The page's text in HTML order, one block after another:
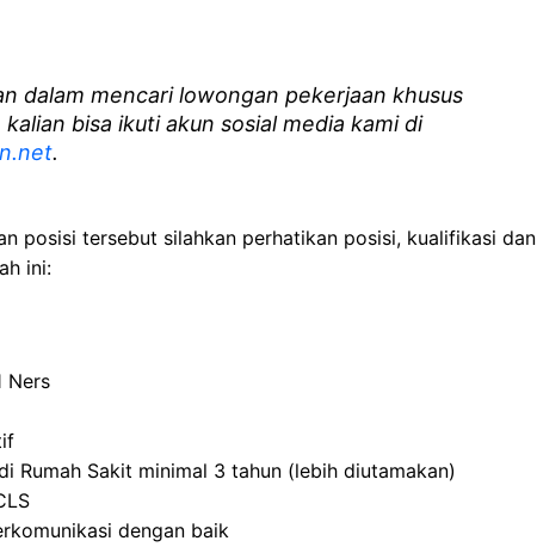
dalam mencari lowongan pekerjaan khusus
bisa ikuti akun sosial media kami di
.
posisi tersebut silahkan perhatikan posisi, kualifikasi dan
ini:
Ners
Rumah Sakit minimal 3 tahun (lebih diutamakan)
dengan baik